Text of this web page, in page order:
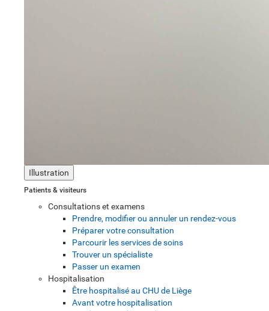
Illustration
Patients & visiteurs
Consultations et examens
Prendre, modifier ou annuler un rendez-vous
Préparer votre consultation
Parcourir les services de soins
Trouver un spécialiste
Passer un examen
Hospitalisation
Être hospitalisé au CHU de Liège
Avant votre hospitalisation